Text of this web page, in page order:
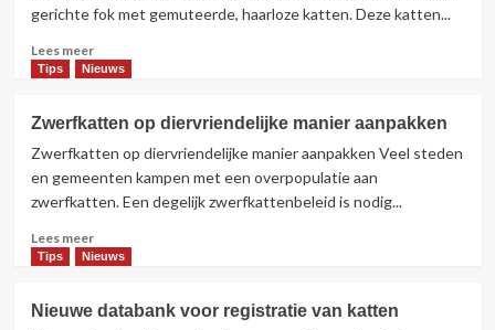
inperken
gerichte fok met gemuteerde, haarloze katten. Deze katten...
Lees meerLees
meer
of
naaktkat
Tips Nieuws
Zwerfkatten op diervriendelijke manier aanpakken
Zwerfkatten op diervriendelijke manier aanpakken Veel steden
en gemeenten kampen met een overpopulatie aan
zwerfkatten. Een degelijk zwerfkattenbeleid is nodig...
Lees meerLees
meer
op
Tips Nieuws
Nieuwe databank voor registratie van katten